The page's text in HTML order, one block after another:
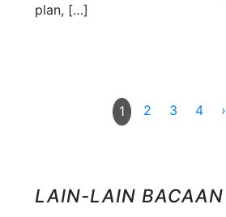
plan, […]
1 2 3 4 ›
LAIN-LAIN BACAAN